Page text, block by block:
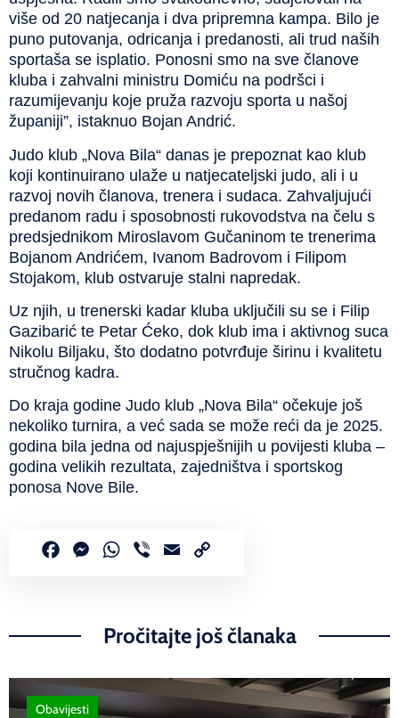
više od 20 natjecanja i dva pripremna kampa. Bilo je
puno putovanja, odricanja i predanosti, ali trud naših
sportaša se isplatio. Ponosni smo na sve članove
kluba i zahvalni ministru Domiću na podršci i
razumijevanju koje pruža razvoju sporta u našoj
županiji”, istaknuo Bojan Andrić.
Judo klub „Nova Bila“ danas je prepoznat kao klub
koji kontinuirano ulaže u natjecateljski judo, ali i u
razvoj novih članova, trenera i sudaca. Zahvaljujući
predanom radu i sposobnosti rukovodstva na čelu s
predsjednikom Miroslavom Gučaninom te trenerima
Bojanom Andrićem, Ivanom Badrovom i Filipom
Stojakom, klub ostvaruje stalni napredak.
Uz njih, u trenerski kadar kluba uključili su se i Filip
Gazibarić te Petar Ćeko, dok klub ima i aktivnog suca
Nikolu Biljaku, što dodatno potvrđuje širinu i kvalitetu
stručnog kadra.
Do kraja godine Judo klub „Nova Bila“ očekuje još
nekoliko turnira, a već sada se može reći da je 2025.
godina bila jedna od najuspješnijih u povijesti kluba –
godina velikih rezultata, zajedništva i sportskog
ponosa Nove Bile.
FacebookMessenger
WhatsApp
Viber Email
Pročitajte još članaka
Obavijesti